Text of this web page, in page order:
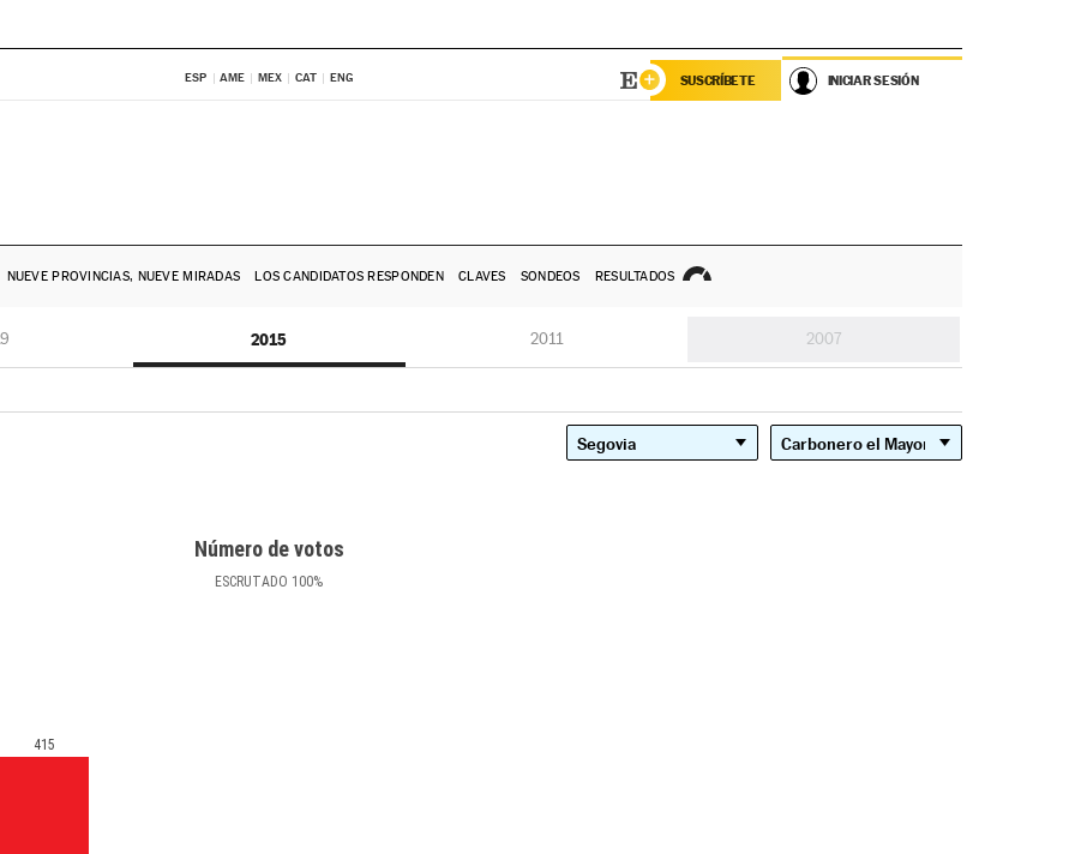
ESP AME MEX CAT ENG SUSCRÍBETE INICIAR SESIÓN
NUEVE PROVINCIAS, NUEVE MIRADAS LOS CANDIDATOS RESPONDEN CLAVES SONDEOS RESULTADOS
2015 2011 2007
Número de votos
ESCRUTADO 100%
415